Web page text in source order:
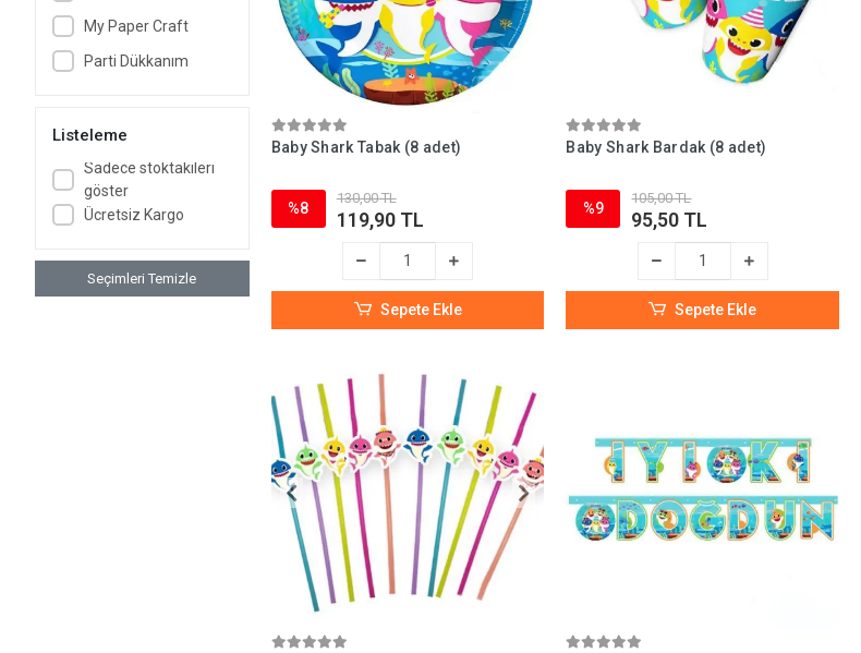
Pamuk Prenses
Paw Patrol Skye ve
Rapunzel Konsepti
Unicorn Partisi
Wednesday
Baby Shark
Kırmızı Başlıklı Kız
My Paper Craft
Parti Dükkanım
Listeleme
Sadece stoktakileri
göster
Ücretsiz Kargo
Seçimleri Temizle
Baby Shark Tabak (8 adet)
%8
130,00 TL
119,90 TL
Sepete Ekle
Baby Shark Bardak (8 adet)
%9
105,00 TL
95,50 TL
Sepete Ekle